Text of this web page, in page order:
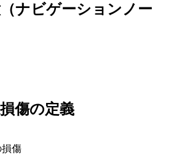
ナビゲーションノー
傷の定義
傷